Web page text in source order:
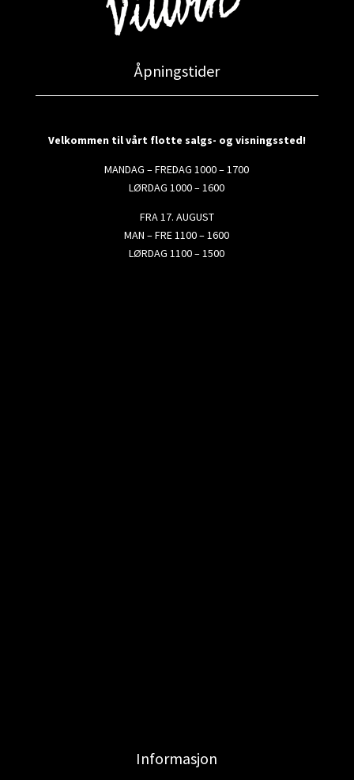
Åpningstider
Velkommen til vårt flotte salgs- og visningssted!
MANDAG – FREDAG 1000 – 1700
LØRDAG 1000 – 1600
FRA 17. AUGUST
MAN – FRE 1100 – 1600
LØRDAG 1100 – 1500
Informasjon